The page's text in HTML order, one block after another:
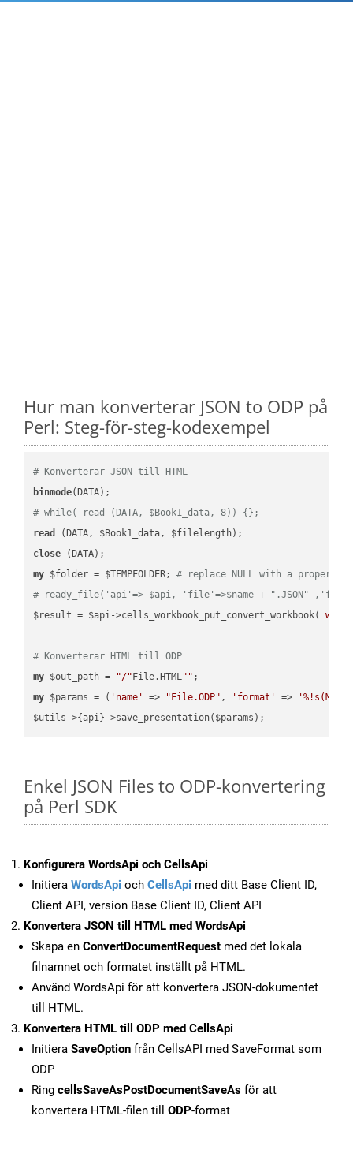
Hur man konverterar JSON to ODP på
Perl: Steg-för-steg-kodexempel
# Konverterar JSON till HTML
binmode
# while( read (DATA, $Book1_data, 8)) {};
read
close
my $folder = $TEMPFOLDER; # replace NULL with a proper
# ready_file('api'=> $api, 'file'=>$name + ".JSON"
$result = $api->cells_workbook_put_convert_workbook(
# Konverterar HTML till ODP
my $out_path = "/" File.HTML""
my $params = ( 'name' => "File.ODP" , 'format' =>
Enkel JSON Files to ODP-konvertering
på Perl SDK
Konfigurera WordsApi och CellsApi
Initiera WordsApi och CellsApi med ditt Base Client ID,
Client API, version Base Client ID, Client API
Konvertera JSON till HTML med WordsApi
Skapa en ConvertDocumentRequest med det lokala
filnamnet och formatet inställt på HTML.
Använd WordsApi för att konvertera JSON-dokumentet
till HTML.
Konvertera HTML till ODP med CellsApi
Initiera SaveOption från CellsAPI med SaveFormat som
ODP
Ring cellsSaveAsPostDocumentSaveAs för att
konvertera HTML-filen till ODP-format